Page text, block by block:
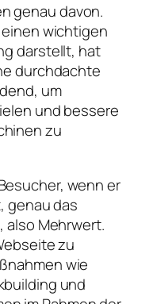
genau davon.
wichtigen
darstellt, hat
durchdachte
um
und bessere
zu
wenn er
genau das
also Mehrwert.
zu
wie
und